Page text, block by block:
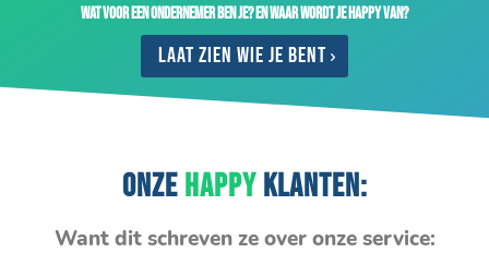
Wat voor een ondernemer ben je? En waar wordt je happy van?
Laat zien wie je bent
ONZEHAPPYKLANTEN:
Want dit schreven ze over onze service: